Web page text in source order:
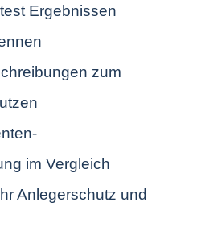
Ergebnissen
zum
im Vergleich
Anlegerschutz und